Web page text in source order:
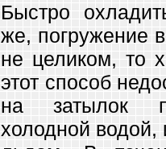
Быстро
же, погружение
не целиком, то
этот способ
на затылок
холодной водой,